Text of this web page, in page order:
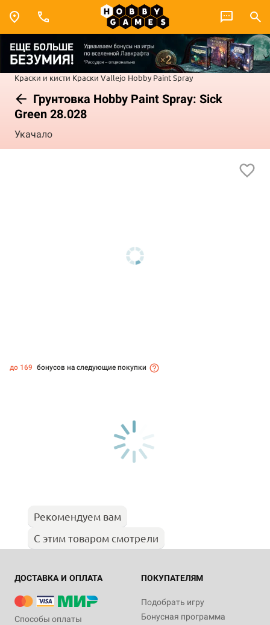
Краски и кисти Краски Vallejo Hobby Paint Spray
Грунтовка Hobby Paint Spray: Sick
Green 28.028
Укачало
до 169 бонусов на следующие покупки
Рекомендуем вам
С этим товаром смотрели
ДОСТАВКА И ОПЛАТА
Способы оплаты
ПОКУПАТЕЛЯМ
Подобрать игру
Бонусная программа